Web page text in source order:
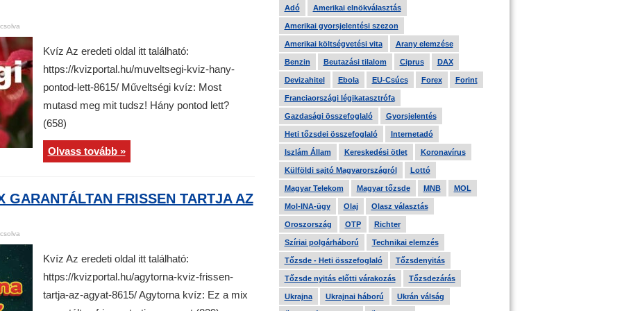
Kvíz Az eredeti oldal itt található:
https://kvizportal.hu/muveltsegi-kviz-hany-
pontod-lett-8615/ Műveltségi kvíz: Most
mutasd meg mit tudsz! Hány pontod lett?
(658)
Olvass tovább »
GARANTÁLTAN FRISSEN TARTJA AZ
Kvíz Az eredeti oldal itt található:
https://kvizportal.hu/agytorna-kviz-frissen-
tartja-az-agyat-8615/ Agytorna kvíz: Ez a mix
Adó Amerikai elnökválasztás
Amerikai gyorsjelentési szezon
Amerikai költségvetési vita Arany elemzése
Benzin Beutazási tilalom Ciprus DAX
Devizahitel Ebola EU-Csúcs Forex Forint
Franciaországi légikatasztrófa
Gazdasági összefoglaló Gyorsjelentés
Heti tőzsdei összefoglaló Internetadó
Iszlám Állam Kereskedési ötlet Koronavírus
Külföldi sajtó Magyarországról Lottó
Magyar Telekom Magyar tőzsde MNB MOL
Mol-INA-ügy Olaj Olasz választás
Oroszország OTP Richter
Szíriai polgárháború Technikai elemzés
Tőzsde - Heti összefoglaló Tőzsdenyitás
Tőzsde nyitás előtti várakozás Tőzsdezárás
Ukrajna Ukrajnai háború Ukrán válság